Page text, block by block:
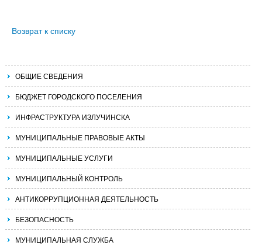
Возврат к списку
ОБЩИЕ СВЕДЕНИЯ
БЮДЖЕТ ГОРОДСКОГО ПОСЕЛЕНИЯ
ИНФРАСТРУКТУРА ИЗЛУЧИНСКА
МУНИЦИПАЛЬНЫЕ ПРАВОВЫЕ АКТЫ
МУНИЦИПАЛЬНЫЕ УСЛУГИ
МУНИЦИПАЛЬНЫЙ КОНТРОЛЬ
АНТИКОРРУПЦИОННАЯ ДЕЯТЕЛЬНОСТЬ
БЕЗОПАСНОСТЬ
МУНИЦИПАЛЬНАЯ СЛУЖБА